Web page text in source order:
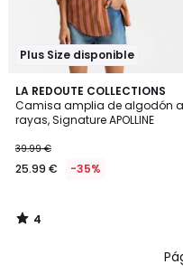
Plus Size disponible
LA REDOUTE COLLECTIONS
Camisa amplia de algodón a
rayas, Signature APOLLINE
39.99 €
25.99 € -35%
4
/
5
4
/